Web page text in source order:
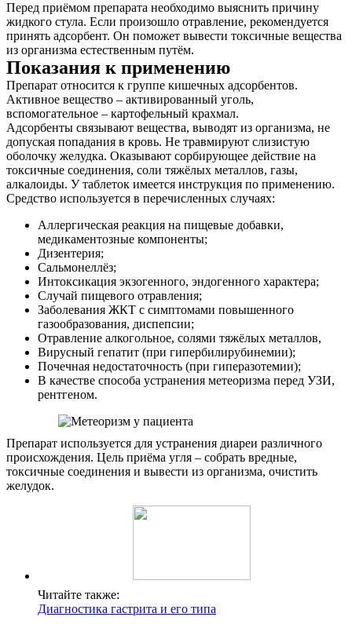
Перед приёмом препарата необходимо выяснить причину
жидкого стула. Если произошло отравление, рекомендуется
принять адсорбент. Он поможет вывести токсичные вещества
из организма естественным путём.
Показания к применению
Препарат относится к группе кишечных адсорбентов.
Активное вещество – активированный уголь,
вспомогательное – картофельный крахмал.
Адсорбенты связывают вещества, выводят из организма, не
допуская попадания в кровь. Не травмируют слизистую
оболочку желудка. Оказывают сорбирующее действие на
токсичные соединения, соли тяжёлых металлов, газы,
алкалоиды. У таблеток имеется инструкция по применению.
Средство используется в перечисленных случаях:
Аллергическая реакция на пищевые добавки,
медикаментозные компоненты;
Дизентерия;
Сальмонеллёз;
Интоксикация экзогенного, эндогенного характера;
Случай пищевого отравления;
Заболевания ЖКТ с симптомами повышенного
газообразования, диспепсии;
Отравление алкогольное, солями тяжёлых металлов,
Вирусный гепатит (при гипербилирубинемии);
Почечная недостаточность (при гиперазотемии);
В качестве способа устранения метеоризма перед УЗИ,
рентгеном.
Препарат используется для устранения диареи различного
происхождения. Цель приёма угля – собрать вредные,
токсичные соединения и вывести из организма, очистить
желудок.
Читайте также:
Диагностика гастрита и его типа